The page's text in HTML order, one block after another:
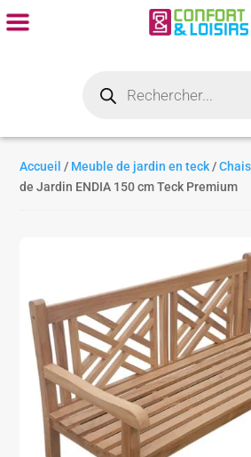
produits
Accueil / Meuble de jardin en teck /
de Jardin ENDIA 150 cm Teck Premium